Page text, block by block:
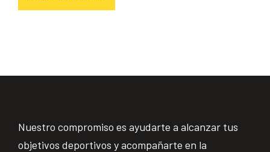
Nuestro compromiso es ayudarte a alcanzar tus
objetivos deportivos y acompañarte en la